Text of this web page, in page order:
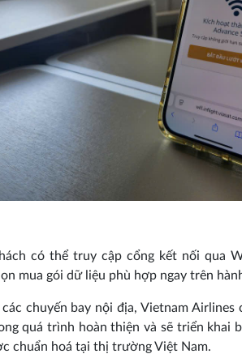
có thể truy cập cổng kết nối qua
mua gói dữ liệu phù hợp ngay trên
chuyến bay nội địa, Vietnam Airlines
quá trình hoàn thiện và sẽ triển khai
chuẩn hoá tại thị trường Việt Nam.